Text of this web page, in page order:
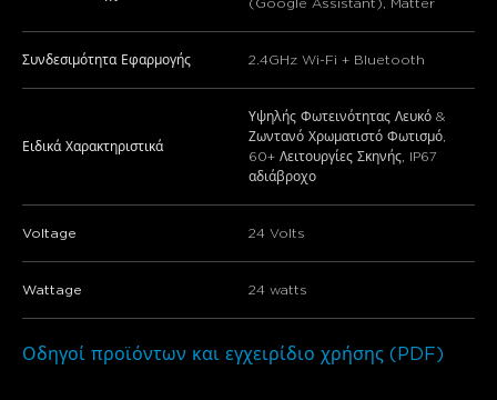
(Google Assistant), Matter
Συνδεσιμότητα Εφαρμογής 2.4GHz Wi-Fi + Bluetooth
Ειδικά Χαρακτηριστικά
Υψηλής Φωτεινότητας Λευκό &
Ζωντανό Χρωματιστό Φωτισμό,
60+ Λειτουργίες Σκηνής, IP67
αδιάβροχο
Voltage 24 Volts
Wattage 24 watts
Οδηγοί προϊόντων και εγχειρίδιο χρήσης (PDF)